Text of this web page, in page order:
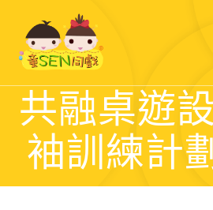
共融桌遊
袖訓練計